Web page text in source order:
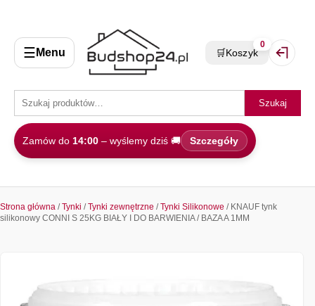
☰ Menu
Szukaj
Zamów do 14:00 – wyślemy dziś 🚚 Szczegóły
🛒Koszyk
0
Strona główna /Tynki /Tynki zewnętrzne /Tynki Silikonowe / KNAUF tynk
silikonowy CONNI S 25KG BIAŁY I DO BARWIENIA / BAZA A 1MM